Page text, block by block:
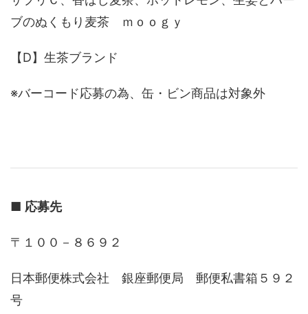
ブのぬくもり麦茶 ｍｏｏｇｙ
【D】生茶ブランド
※バーコード応募の為、缶・ビン商品は対象外
■ 応募先
〒１００－８６９２
日本郵便株式会社 銀座郵便局 郵便私書箱５９２
号